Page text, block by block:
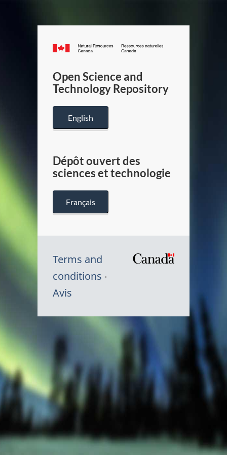
Canada.ca
/
Canada
Open Science and
Technology Repository
English
Dépôt ouvert des
sciences et technologie
Français
Terms and
conditions
Avis
Canada